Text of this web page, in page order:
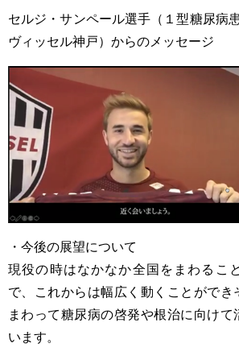
セルジ・サンペール選手（１型糖尿病
ヴィッセル神戸）からのメッセージ
・今後の展望について
現役の時はなかなか全国をまわるこ
で、これからは幅広く動くことができ
まわって糖尿病の啓発や根治に向けて
います。